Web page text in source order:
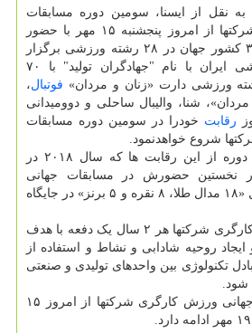
نقل از ایسنا، سومین دوره مسابقات
کارگری شرکتها از امروز پنجشنبه ۱۵ مهر با حضور
سه هزار ورزشکار از ۳۰ کشور جهان در ۲۸ رشته ورزشی برگزار
می شود، کاروان ورزشی ایران با نام "جهادگران تولید" با ۷۰
ورزشی دارت «زنان و مردان» فوتبال،
شنا، والیبال ساحلی و دوومیدانی
رقابت خودرا در سومین دوره مسابقات
شروع خواهدنمود.
کاروان ایران در دومین دوره از این رقابت ها که سال ۲۰۱۸ در
نخستین حضورش در مسابقات جهانی
شرکتها با کسب ۲۱ مدال «۱۸ مدال طلا، ۸ نقره و ۵ برنز» در جایگاه
مسابقات جهانی ورزش کارگری شرکتها هر ۲ سال یک دفعه با هدف
روحیه شادابی و نشاط و استفاده از
تکنولوژی بین واحدهای تولیدی و صنعتی
سومین دوره مسابقات جهانی ورزش کارگری شرکتها از امروز ۱۵